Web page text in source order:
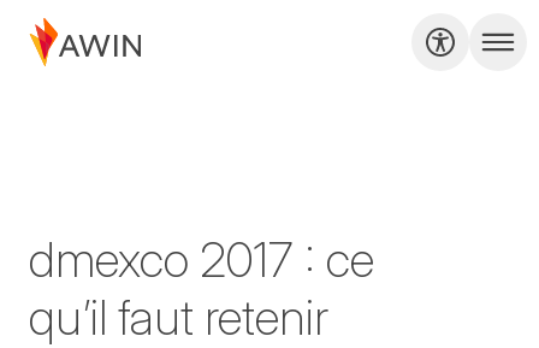
dmexco 2017 : ce
qu’il faut retenir